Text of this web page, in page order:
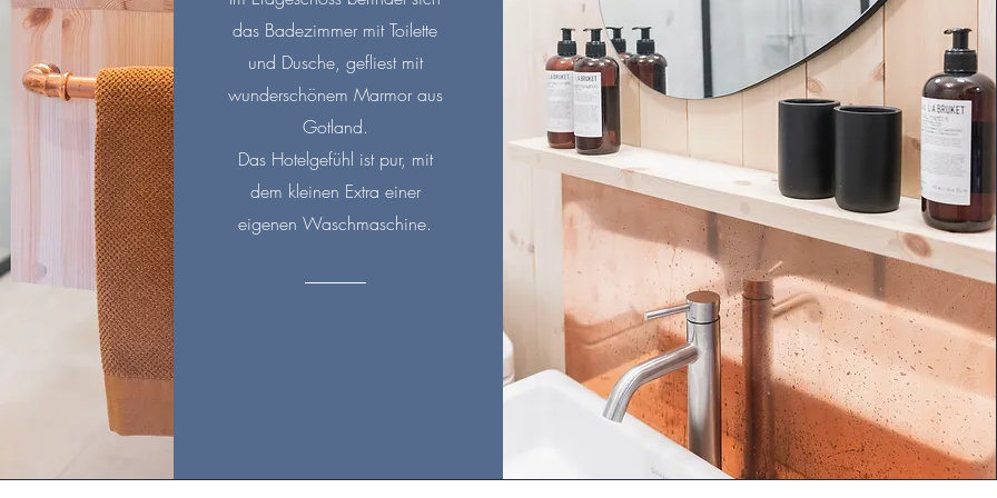
das Badezimmer mit Toilette
und Dusche, gefliest mit
wunderschönem Marmor aus
Gotland.
Das Hotelgefühl ist pur, mit
dem kleinen Extra einer
eigenen Waschmaschine.